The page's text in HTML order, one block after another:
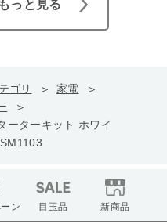
っと見る
ゴリ
家電
ーターキット ホワイ
ン 目玉品 新商品